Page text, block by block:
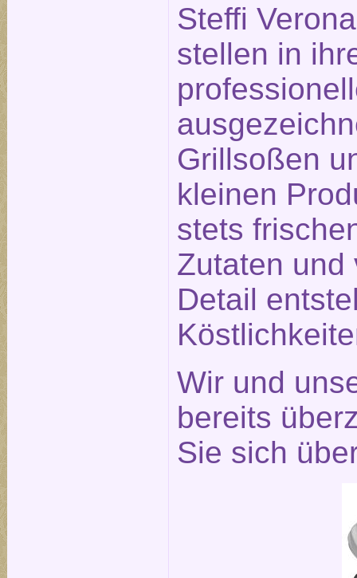
Steffi
stellen in
Grillsoßen
kleinen
stets
Zutaten und
Detail
Wir und
bereits
Sie sich